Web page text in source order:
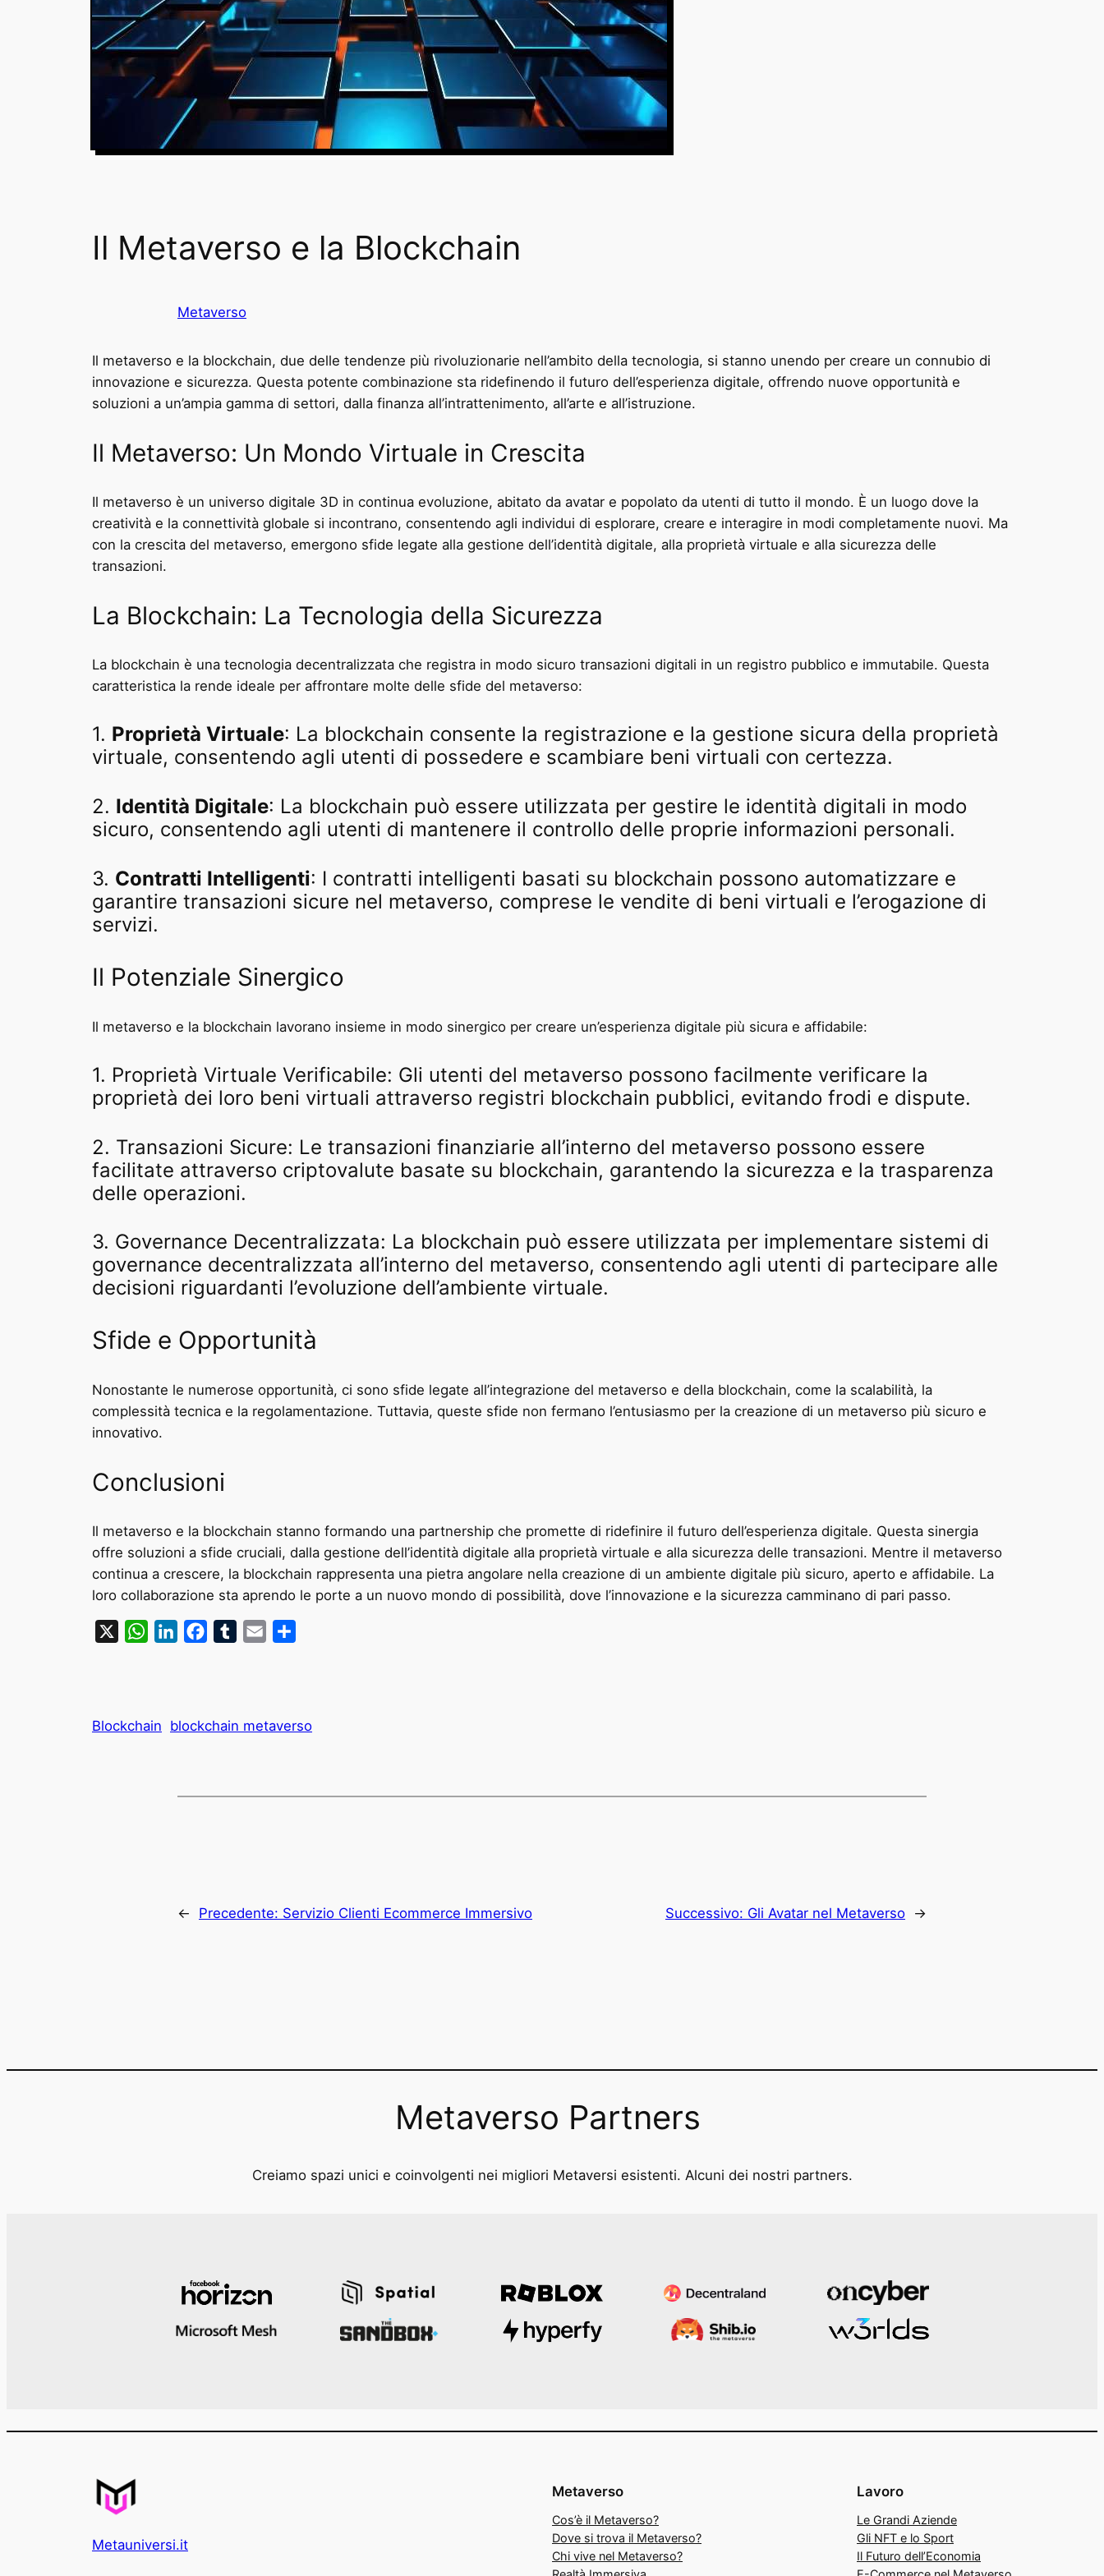
Il Metaverso e la Blockchain
Metaverso
Il metaverso e la blockchain, due delle tendenze più rivoluzionarie nell’ambito della tecnologia, si stanno unendo per creare un connubio di
innovazione e sicurezza. Questa potente combinazione sta ridefinendo il futuro dell’esperienza digitale, offrendo nuove opportunità e
soluzioni a un’ampia gamma di settori, dalla finanza all’intrattenimento, all’arte e all’istruzione.
Il Metaverso: Un Mondo Virtuale in Crescita
Il metaverso è un universo digitale 3D in continua evoluzione, abitato da avatar e popolato da utenti di tutto il mondo. È un luogo dove la
creatività e la connettività globale si incontrano, consentendo agli individui di esplorare, creare e interagire in modi completamente nuovi. Ma
con la crescita del metaverso, emergono sfide legate alla gestione dell’identità digitale, alla proprietà virtuale e alla sicurezza delle
transazioni.
La Blockchain: La Tecnologia della Sicurezza
La blockchain è una tecnologia decentralizzata che registra in modo sicuro transazioni digitali in un registro pubblico e immutabile. Questa
caratteristica la rende ideale per affrontare molte delle sfide del metaverso:
1. Proprietà Virtuale: La blockchain consente la registrazione e la gestione sicura della proprietà
virtuale, consentendo agli utenti di possedere e scambiare beni virtuali con certezza.
2. Identità Digitale: La blockchain può essere utilizzata per gestire le identità digitali in modo
sicuro, consentendo agli utenti di mantenere il controllo delle proprie informazioni personali.
3. Contratti Intelligenti: I contratti intelligenti basati su blockchain possono automatizzare e
garantire transazioni sicure nel metaverso, comprese le vendite di beni virtuali e l’erogazione di
servizi.
Il Potenziale Sinergico
Il metaverso e la blockchain lavorano insieme in modo sinergico per creare un’esperienza digitale più sicura e affidabile:
1. Proprietà Virtuale Verificabile: Gli utenti del metaverso possono facilmente verificare la
proprietà dei loro beni virtuali attraverso registri blockchain pubblici, evitando frodi e dispute.
2. Transazioni Sicure: Le transazioni finanziarie all’interno del metaverso possono essere
facilitate attraverso criptovalute basate su blockchain, garantendo la sicurezza e la trasparenza
delle operazioni.
3. Governance Decentralizzata: La blockchain può essere utilizzata per implementare sistemi di
governance decentralizzata all’interno del metaverso, consentendo agli utenti di partecipare alle
decisioni riguardanti l’evoluzione dell’ambiente virtuale.
Sfide e Opportunità
Nonostante le numerose opportunità, ci sono sfide legate all’integrazione del metaverso e della blockchain, come la scalabilità, la
complessità tecnica e la regolamentazione. Tuttavia, queste sfide non fermano l’entusiasmo per la creazione di un metaverso più sicuro e
innovativo.
Conclusioni
Il metaverso e la blockchain stanno formando una partnership che promette di ridefinire il futuro dell’esperienza digitale. Questa sinergia
offre soluzioni a sfide cruciali, dalla gestione dell’identità digitale alla proprietà virtuale e alla sicurezza delle transazioni. Mentre il metaverso
continua a crescere, la blockchain rappresenta una pietra angolare nella creazione di un ambiente digitale più sicuro, aperto e affidabile. La
loro collaborazione sta aprendo le porte a un nuovo mondo di possibilità, dove l’innovazione e la sicurezza camminano di pari passo.
WhatsAppLinkedInFacebookTumblrEmail
Blockchain blockchain metaverso
← Precedente: Servizio Clienti Ecommerce Immersivo Successivo: Gli Avatar nel Metaverso →
Metaverso Partners
Creiamo spazi unici e coinvolgenti nei migliori Metaversi esistenti. Alcuni dei nostri partners.
Metauniversi.it
Metaverso
Cos’è il Metaverso?
Dove si trova il Metaverso?
Chi vive nel Metaverso?
Lavoro
Le Grandi Aziende
Gli NFT e lo Sport
Il Futuro dell’Economia